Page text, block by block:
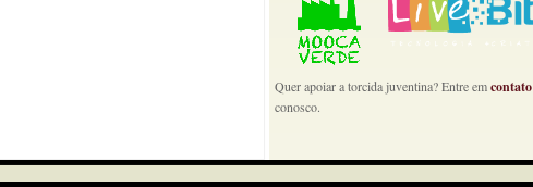
Quer apoiar a torcida juventina? Entre emcontato
conosco.